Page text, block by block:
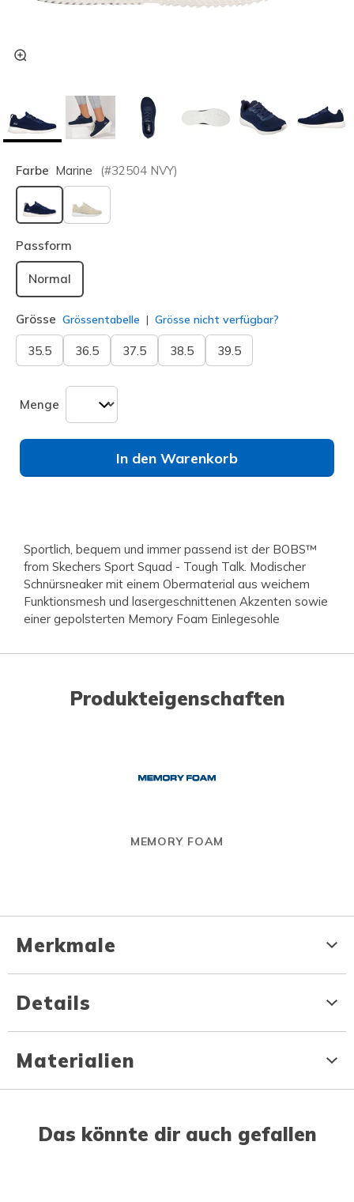
Farbe Marine (#32504 NVY)
ausgewählt
Passform
Normal
Grösse Grössentabelle Grösse nicht verfügbar?
35.5 36.5 37.5 38.5 39.5
Menge
In den Warenkorb
Sportlich, bequem und immer passend ist der BOBS™
from Skechers Sport Squad - Tough Talk. Modischer
Schnürsneaker mit einem Obermaterial aus weichem
Funktionsmesh und lasergeschnittenen Akzenten sowie
einer gepolsterten Memory Foam Einlegesohle
Produkteigenschaften
MEMORY FOAM
Merkmale
Details
Materialien
Das könnte dir auch gefallen